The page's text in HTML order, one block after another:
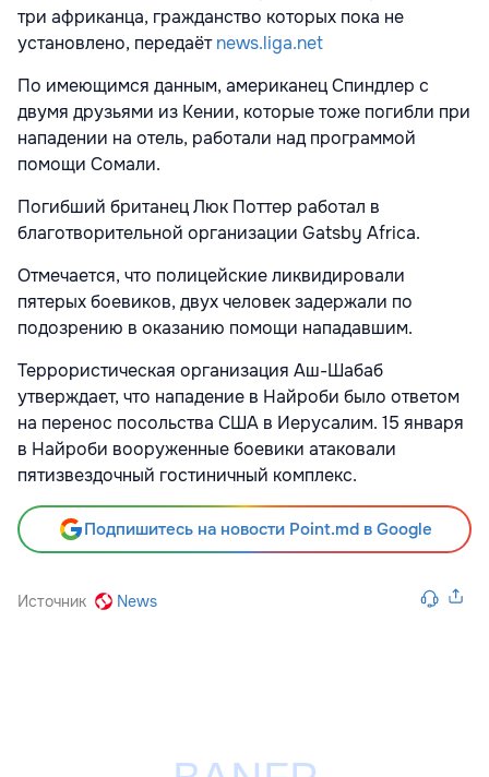
три африканца, гражданство которых пока не
установлено, передаётnews.liga.net
По имеющимся данным, американец Спиндлер с
двумя друзьями из Кении, которые тоже погибли при
нападении на отель, работали над программой
помощи Сомали.
Погибший британец Люк Поттер работал в
благотворительной организации Gatsby Africa.
Отмечается, что полицейские ликвидировали
пятерых боевиков, двух человек задержали по
подозрению в оказанию помощи нападавшим.
Террористическая организация Аш-Шабаб
утверждает, что нападение в Найроби было ответом
на перенос посольства США в Иерусалим. 15 января
в Найроби вооруженные боевики атаковали
пятизвездочный гостиничный комплекс.
Подпишитесь на новости Point.md в Google
Источник News